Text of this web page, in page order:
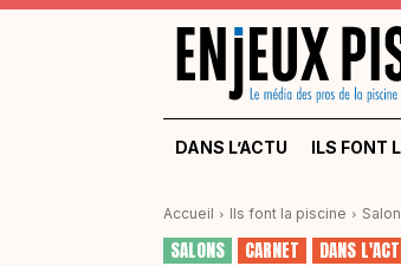
DANS L’ACTU ILS FONT
Accueil Ils font la piscine
SALONS CARNET DANS